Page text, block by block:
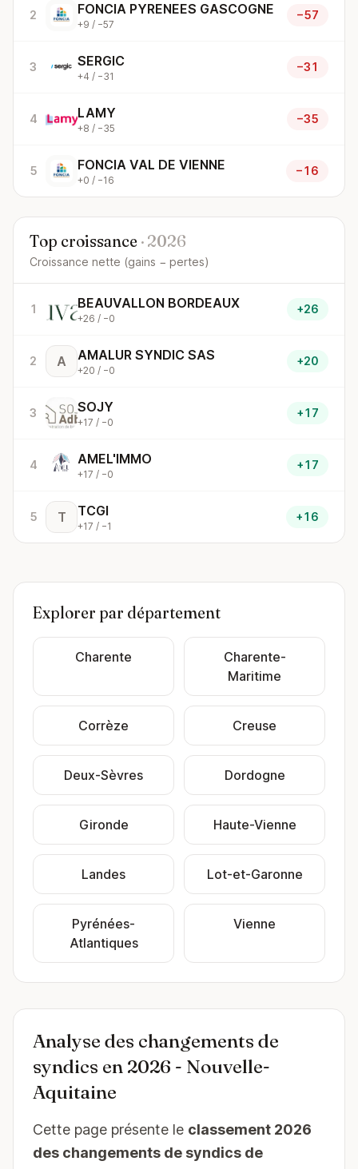
2 FONCIA PYRENEES GASCOGNE
+9 / −57
−57
3 SERGIC
+4 / −31
−31
4 LAMY
+8 / −35
−35
5 FONCIA VAL DE VIENNE
+0 / −16
−16
Top croissance · 2026
Croissance nette (gains − pertes)
1 BEAUVALLON BORDEAUX
+26 / −0
+26
2 A AMALUR SYNDIC SAS
+20 / −0
+20
3 SOJY
+17 / −0
+17
4 AMEL'IMMO
+17 / −0
+17
5 T TCGI
+17 / −1
+16
Explorer par département
Charente
Charente-
Maritime
Corrèze Creuse
Deux-Sèvres Dordogne
Gironde Haute-Vienne
Landes Lot-et-Garonne
Pyrénées-
Atlantiques
Vienne
Analyse des changements de
syndics en 2026 - Nouvelle-
Aquitaine
Cette page présente le classement 2026
des changements de syndics de